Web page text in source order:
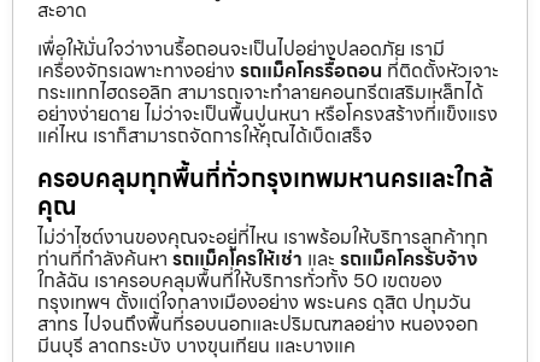
สะอาด
เพื่อให้มั่นใจว่างานรื้อถอนจะเป็นไปอย่างปลอดภัย เรามี
เครื่องจักรเฉพาะทางอย่าง รถแม็คโครรื้อถอน ที่ติดตั้งหัวเจาะ
กระแทกไฮดรอลิก สามารถเจาะทำลายคอนกรีตเสริมเหล็กได้
อย่างง่ายดาย ไม่ว่าจะเป็นพื้นปูนหนา หรือโครงสร้างที่แข็งแรง
แค่ไหน เราก็สามารถจัดการให้คุณได้เบ็ดเสร็จ
ครอบคลุมทุกพื้นที่ทั่วกรุงเทพมหานครและใกล้
คุณ
ไม่ว่าไซต์งานของคุณจะอยู่ที่ไหน เราพร้อมให้บริการลูกค้าทุก
ท่านที่กำลังค้นหา รถแม็คโครให้เช่า และ รถแม็คโครรับจ้าง
ใกล้ฉัน เราครอบคลุมพื้นที่ให้บริการทั่วทั้ง 50 เขตของ
กรุงเทพฯ ตั้งแต่ใจกลางเมืองอย่าง พระนคร ดุสิต ปทุมวัน
สาทร ไปจนถึงพื้นที่รอบนอกและปริมณฑลอย่าง หนองจอก
มีนบุรี ลาดกระบัง บางขุนเทียน และบางแค